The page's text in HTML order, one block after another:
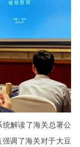
解读了海关总署公
调了海关对于大豆